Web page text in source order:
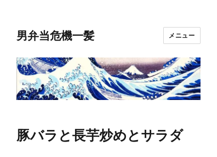
男弁当危機一髪 メニュー
豚バラと長芋炒めとサラダ